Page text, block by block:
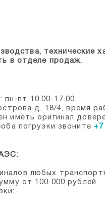
технические
в отделе продаж.
пн-пт 10.00-17.00.
д. 18/4, время
иметь оригинал
погрузки звоните +7
любых
от 100 000 рублей.